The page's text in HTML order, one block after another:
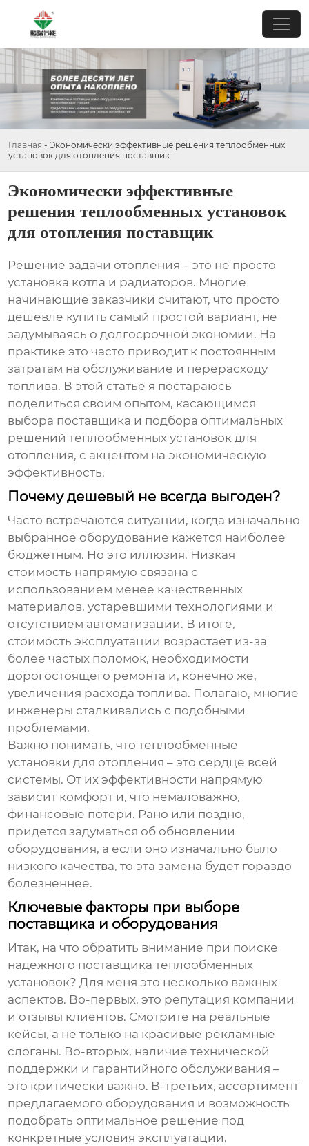
Главная - Экономически эффективные решения теплообменных
установок для отопления поставщик
Экономически эффективные
решения теплообменных установок
для отопления поставщик
Решение задачи отопления – это не просто
установка котла и радиаторов. Многие
начинающие заказчики считают, что просто
дешевле купить самый простой вариант, не
задумываясь о долгосрочной экономии. На
практике это часто приводит к постоянным
затратам на обслуживание и перерасходу
топлива. В этой статье я постараюсь
поделиться своим опытом, касающимся
выбора поставщика и подбора оптимальных
решений теплообменных установок для
отопления, с акцентом на экономическую
эффективность.
Почему дешевый не всегда выгоден?
Часто встречаются ситуации, когда изначально
выбранное оборудование кажется наиболее
бюджетным. Но это иллюзия. Низкая
стоимость напрямую связана с
использованием менее качественных
материалов, устаревшими технологиями и
отсутствием автоматизации. В итоге,
стоимость эксплуатации возрастает из-за
более частых поломок, необходимости
дорогостоящего ремонта и, конечно же,
увеличения расхода топлива. Полагаю, многие
инженеры сталкивались с подобными
проблемами.
Важно понимать, чтотеплообменные
установки для отопления – это сердце всей
системы. От их эффективности напрямую
зависит комфорт и, что немаловажно,
финансовые потери. Рано или поздно,
придется задуматься об обновлении
оборудования, а если оно изначально было
низкого качества, то эта замена будет гораздо
болезненнее.
Ключевые факторы при выборе
поставщика и оборудования
Итак, на что обратить внимание при поиске
надежного поставщика теплообменных
установок? Для меня это несколько важных
аспектов. Во-первых, это репутация компании
и отзывы клиентов. Смотрите на реальные
кейсы, а не только на красивые рекламные
слоганы. Во-вторых, наличие технической
поддержки и гарантийного обслуживания –
это критически важно. В-третьих, ассортимент
предлагаемого оборудования и возможность
подобрать оптимальное решение под
конкретные условия эксплуатации.